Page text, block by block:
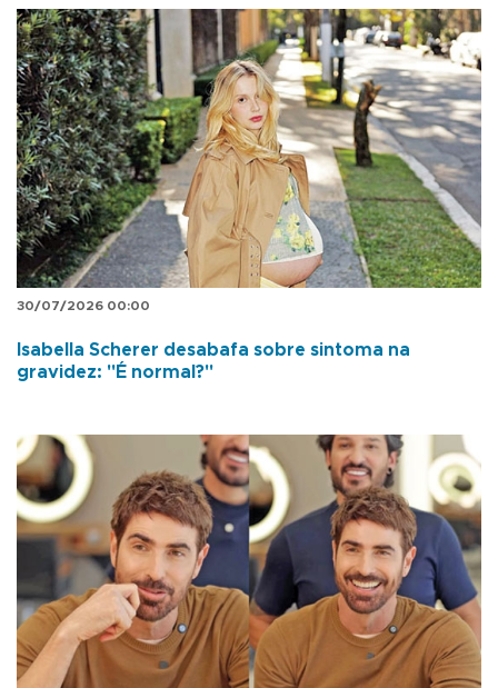
30/07/2026 00:00
Isabella Scherer desabafa sobre sintoma na
gravidez: "É normal?"